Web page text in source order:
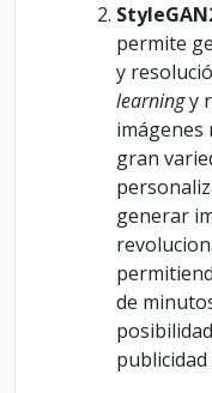
permite
y
learningy
imágenes
gran
generar
de
publicidad